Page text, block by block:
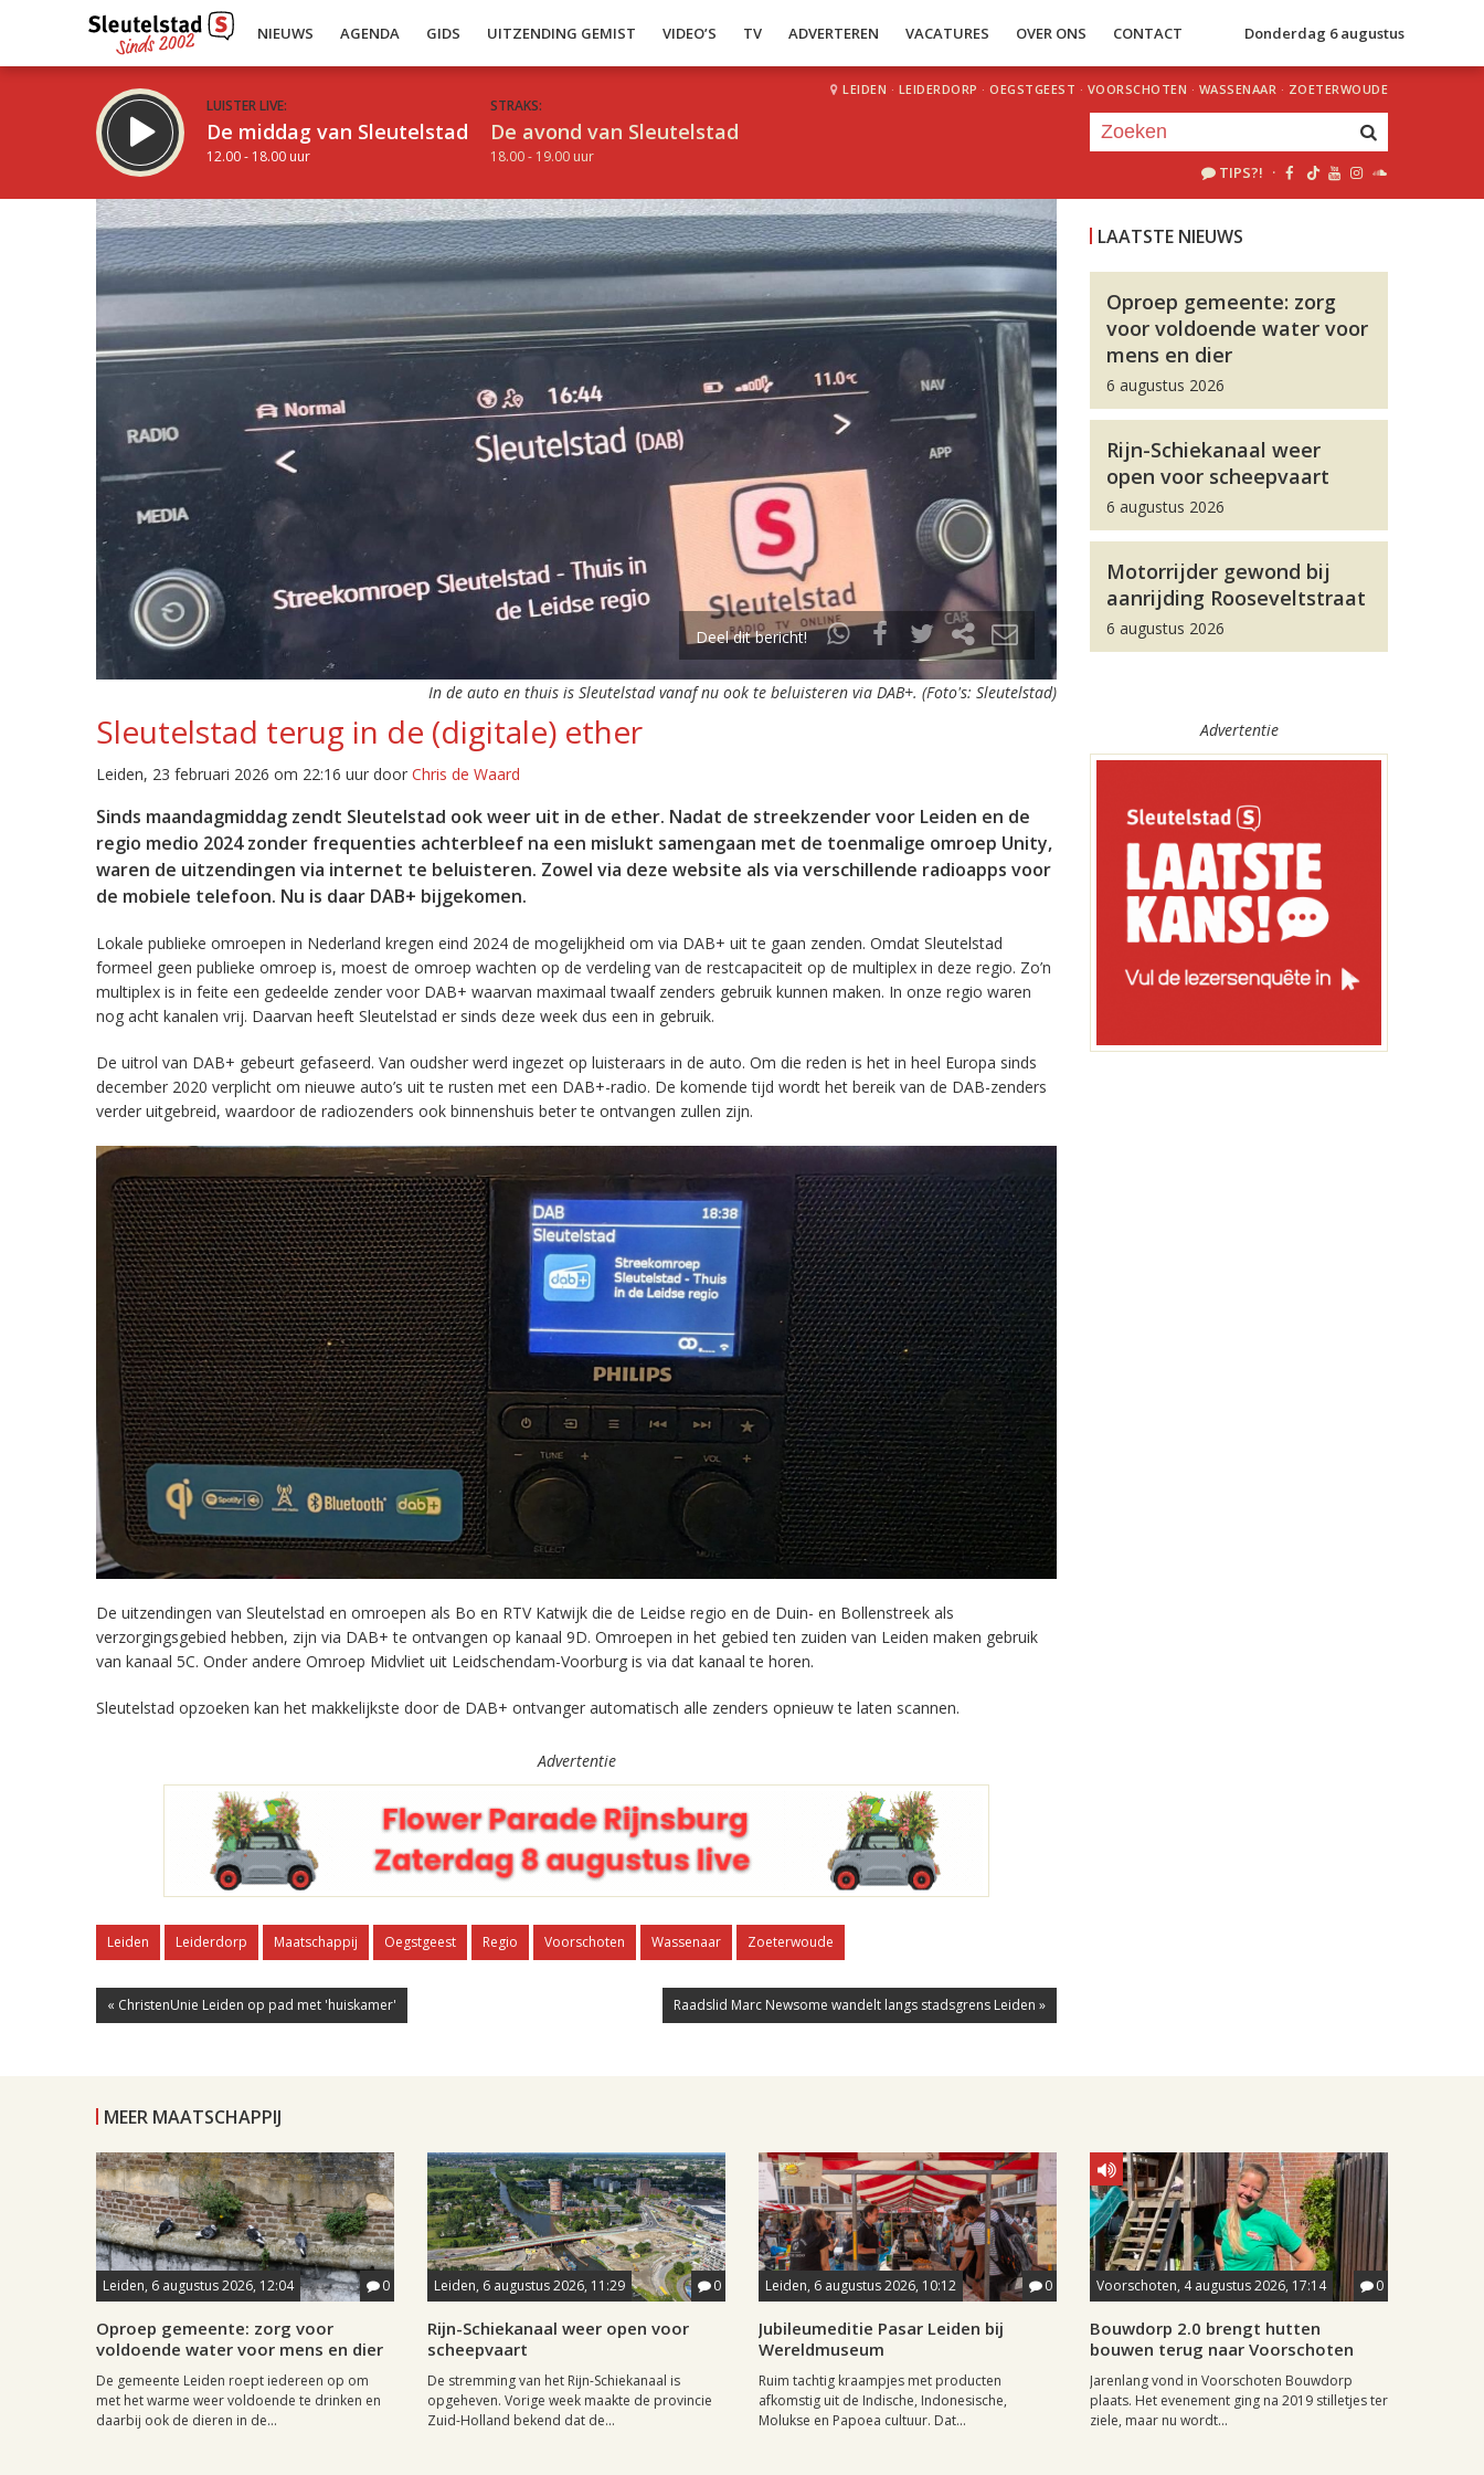
NIEUWS AGENDA GIDS UITZENDING GEMIST VIDEO’S TV ADVERTEREN VACATURES OVER ONS CONTACT Donderdag 6 augustus
LUISTER LIVE:
De middag van Sleutelstad
12.00 - 18.00 uur
STRAKS:
De avond van Sleutelstad
18.00 - 19.00 uur
LEIDEN · LEIDERDORP · OEGSTGEEST · VOORSCHOTEN · WASSENAAR · ZOETERWOUDE
TIPS?! ·
Deel dit bericht!
In de auto en thuis is Sleutelstad vanaf nu ook te beluisteren via DAB+. (Foto's: Sleutelstad)
Sleutelstad terug in de (digitale) ether
Leiden, 23 februari 2026 om 22:16 uur door Chris de Waard
Sinds maandagmiddag zendt Sleutelstad ook weer uit in de ether. Nadat de streekzender voor Leiden en de
regio medio 2024 zonder frequenties achterbleef na een mislukt samengaan met de toenmalige omroep Unity,
waren de uitzendingen via internet te beluisteren. Zowel via deze website als via verschillende radioapps voor
de mobiele telefoon. Nu is daar DAB+ bijgekomen.
Lokale publieke omroepen in Nederland kregen eind 2024 de mogelijkheid om via DAB+ uit te gaan zenden. Omdat Sleutelstad
formeel geen publieke omroep is, moest de omroep wachten op de verdeling van de restcapaciteit op de multiplex in deze regio. Zo’n
multiplex is in feite een gedeelde zender voor DAB+ waarvan maximaal twaalf zenders gebruik kunnen maken. In onze regio waren
nog acht kanalen vrij. Daarvan heeft Sleutelstad er sinds deze week dus een in gebruik.
De uitrol van DAB+ gebeurt gefaseerd. Van oudsher werd ingezet op luisteraars in de auto. Om die reden is het in heel Europa sinds
december 2020 verplicht om nieuwe auto’s uit te rusten met een DAB+-radio. De komende tijd wordt het bereik van de DAB-zenders
verder uitgebreid, waardoor de radiozenders ook binnenshuis beter te ontvangen zullen zijn.
De uitzendingen van Sleutelstad en omroepen als Bo en RTV Katwijk die de Leidse regio en de Duin- en Bollenstreek als
verzorgingsgebied hebben, zijn via DAB+ te ontvangen op kanaal 9D. Omroepen in het gebied ten zuiden van Leiden maken gebruik
van kanaal 5C. Onder andere Omroep Midvliet uit Leidschendam-Voorburg is via dat kanaal te horen.
Sleutelstad opzoeken kan het makkelijkste door de DAB+ ontvanger automatisch alle zenders opnieuw te laten scannen.
Advertentie
Leiden Leiderdorp Maatschappij Oegstgeest Regio Voorschoten Wassenaar Zoeterwoude
« ChristenUnie Leiden op pad met 'huiskamer' Raadslid Marc Newsome wandelt langs stadsgrens Leiden »
LAATSTE NIEUWS
Oproep gemeente: zorg
voor voldoende water voor
mens en dier
6 augustus 2026
Rijn-Schiekanaal weer
open voor scheepvaart
6 augustus 2026
Motorrijder gewond bij
aanrijding Rooseveltstraat
6 augustus 2026
Advertentie
MEER MAATSCHAPPIJ
Leiden, 6 augustus 2026, 12:04 0
Oproep gemeente: zorg voor
voldoende water voor mens en dier
De gemeente Leiden roept iedereen op om
met het warme weer voldoende te drinken en
daarbij ook de dieren in de...
Leiden, 6 augustus 2026, 11:29 0
Rijn-Schiekanaal weer open voor
scheepvaart
De stremming van het Rijn-Schiekanaal is
opgeheven. Vorige week maakte de provincie
Zuid-Holland bekend dat de...
Leiden, 6 augustus 2026, 10:12 0
Jubileumeditie Pasar Leiden bij
Wereldmuseum
Ruim tachtig kraampjes met producten
afkomstig uit de Indische, Indonesische,
Molukse en Papoea cultuur. Dat...
Voorschoten, 4 augustus 2026, 17:14 0
Bouwdorp 2.0 brengt hutten
bouwen terug naar Voorschoten
Jarenlang vond in Voorschoten Bouwdorp
plaats. Het evenement ging na 2019 stilletjes ter
ziele, maar nu wordt...